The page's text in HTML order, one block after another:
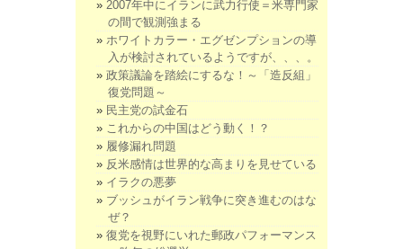
2007年中にイランに武力行使＝米専門家
の間で観測強まる
ホワイトカラー・エグゼンプションの導
入が検討されているようですが、、、。
政策議論を踏絵にするな！～「造反組」
復党問題～
民主党の試金石
これからの中国はどう動く！？
履修漏れ問題
反米感情は世界的な高まりを見せている
イラクの悪夢
ブッシュがイラン戦争に突き進むのはな
ぜ？
復党を視野にいれた郵政パフォーマンス